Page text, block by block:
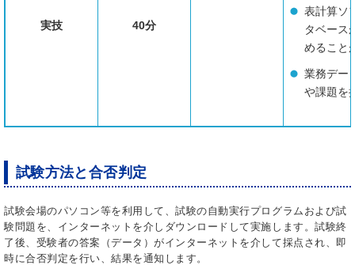
実技 40分
表計算ソ
タベース
めること
業務デー
や課題を
試験方法と合否判定
試験会場のパソコン等を利用して、試験の自動実行プログラムおよび試
験問題を、インターネットを介しダウンロードして実施します。試験終
了後、受験者の答案（データ）がインターネットを介して採点され、即
時に合否判定を行い、結果を通知します。